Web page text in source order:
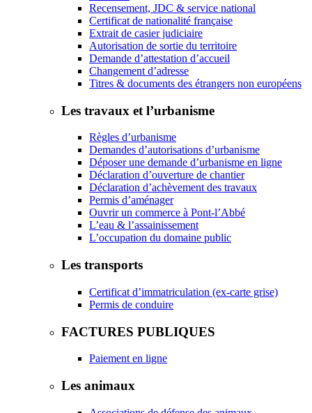
Recensement, JDC & service national
Certificat de nationalité française
Extrait de casier judiciaire
Autorisation de sortie du territoire
Demande d’attestation d’accueil
Changement d’adresse
Titres & documents des étrangers non européens
Les travaux et l’urbanisme
Règles d’urbanisme
Demandes d’autorisations d’urbanisme
Déposer une demande d’urbanisme en ligne
Déclaration d’ouverture de chantier
Déclaration d’achèvement des travaux
Permis d’aménager
Ouvrir un commerce à Pont-l’Abbé
L’eau & l’assainissement
L’occupation du domaine public
Les transports
Certificat d’immatriculation (ex-carte grise)
Permis de conduire
FACTURES PUBLIQUES
Paiement en ligne
Les animaux